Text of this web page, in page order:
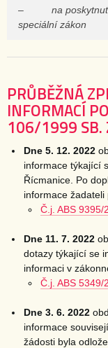
– na
speciální zákon
PRŮBĚŽNÁ
INFORMACÍ
106/1999 SB.
Dne 5. 12. 2022
informace týkající
Řícmanice. Po
informace žadateli
Č.j. ABS 9395/
Dne 11. 7. 2022
dotazy týkající se
informaci v
Č.j. ABS 5349/
Dne 3. 6. 2022
informace
žádosti byla